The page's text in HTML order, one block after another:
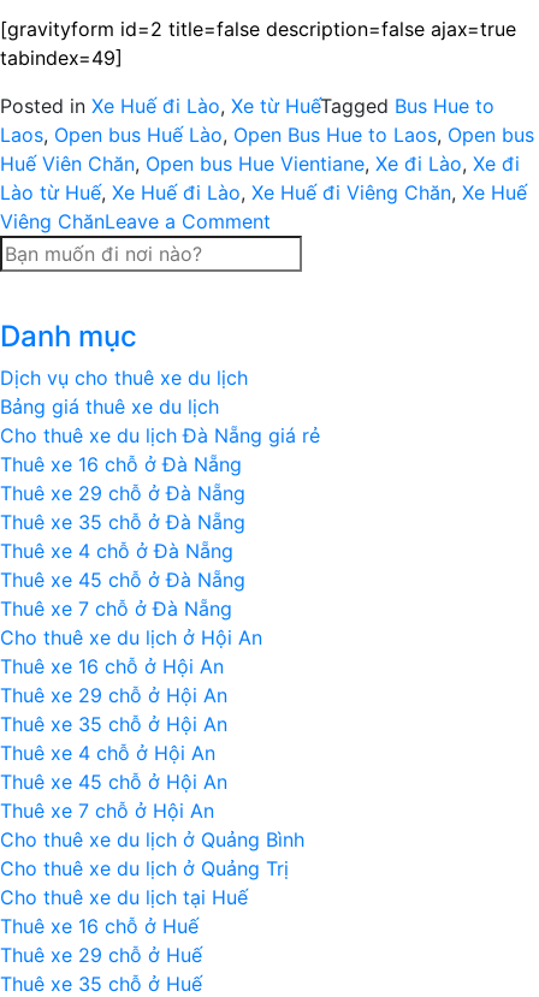
[gravityform id=2 title=false description=false ajax=true
tabindex=49]
Posted in Xe Huế đi Lào, Xe từ HuếTagged Bus Hue to
Laos, Open bus Huế Lào, Open Bus Hue to Laos, Open bus
Huế Viên Chăn, Open bus Hue Vientiane, Xe đi Lào, Xe đi
Lào từ Huế, Xe Huế đi Lào, Xe Huế đi Viêng Chăn, Xe Huế
Viêng ChănLeave a Comment
Huế
Vé
xe
Danh mục
Dịch vụ cho thuê xe du lịch
Bảng giá thuê xe du lịch
Cho thuê xe du lịch Đà Nẵng giá rẻ
Thuê xe 16 chỗ ở Đà Nẵng
Thuê xe 29 chỗ ở Đà Nẵng
Thuê xe 35 chỗ ở Đà Nẵng
Thuê xe 4 chỗ ở Đà Nẵng
Thuê xe 45 chỗ ở Đà Nẵng
Thuê xe 7 chỗ ở Đà Nẵng
Cho thuê xe du lịch ở Hội An
Thuê xe 16 chỗ ở Hội An
Thuê xe 29 chỗ ở Hội An
Thuê xe 35 chỗ ở Hội An
Thuê xe 4 chỗ ở Hội An
Thuê xe 45 chỗ ở Hội An
Thuê xe 7 chỗ ở Hội An
Cho thuê xe du lịch ở Quảng Bình
Cho thuê xe du lịch ở Quảng Trị
Cho thuê xe du lịch tại Huế
Thuê xe 16 chỗ ở Huế
Thuê xe 29 chỗ ở Huế
Thuê xe 35 chỗ ở Huế